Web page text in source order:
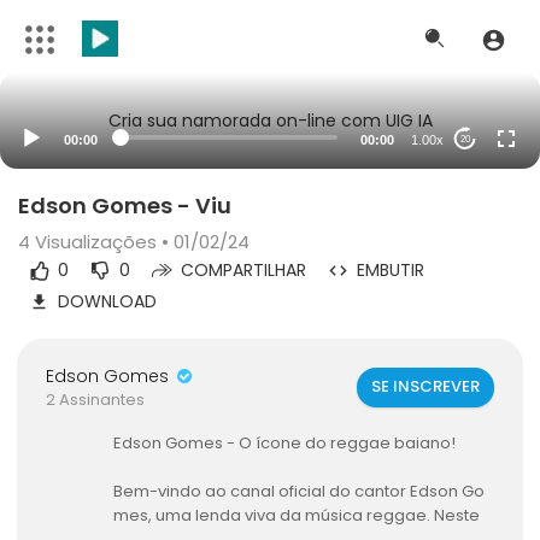
Cria sua namorada on-line com UIG IA
00:00 00:00 1.00x 20
Edson Gomes - Viu
4 Visualizações • 01/02/24
0 0 COMPARTILHAR
EMBUTIR
DOWNLOAD
Edson Gomes
2 Assinantes
SE INSCREVER
Edson Gomes - O ícone do reggae baiano!
Bem-vindo ao canal oficial do cantor Edson Go
mes, uma lenda viva da música reggae. Neste